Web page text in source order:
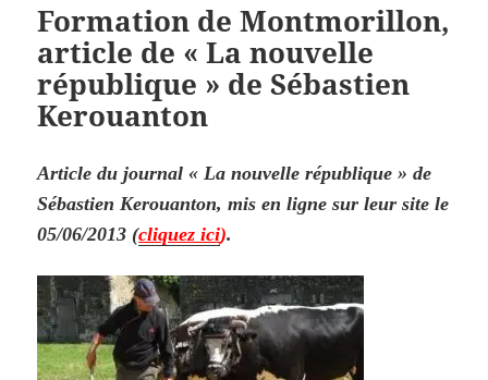
Formation de Montmorillon,
article de « La nouvelle
république » de Sébastien
Kerouanton
Article du journal « La nouvelle république » de
Sébastien Kerouanton,mis en ligne sur leur site le
05/06/2013 (cliquez ici).